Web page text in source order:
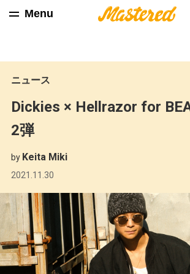
Menu
ニュース
Dickies × Hellrazor for
2弾
by Keita Miki
2021.11.30